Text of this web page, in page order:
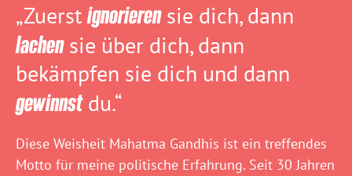
„Zuerstignorierensie dich, dann
lachensie über dich, dann
bekämpfen sie dich und dann
gewinnstdu.“
Diese Weisheit Mahatma Gandhis ist ein treffendes
Motto für meine politische Erfahrung. Seit 30 Jahren